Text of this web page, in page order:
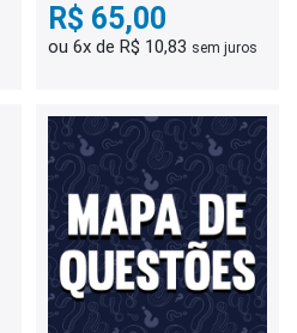
R$ 65,00
ou 6x de R$ 10,83 sem juros